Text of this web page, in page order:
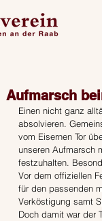
Aufmarsch
Einen nicht ganz
absolvieren.
vom Eisernen Tor
unseren Aufmarsch
festzuhalten.
Vor dem offiziellen
für den passenden
Verköstigung samt
Doch damit war der